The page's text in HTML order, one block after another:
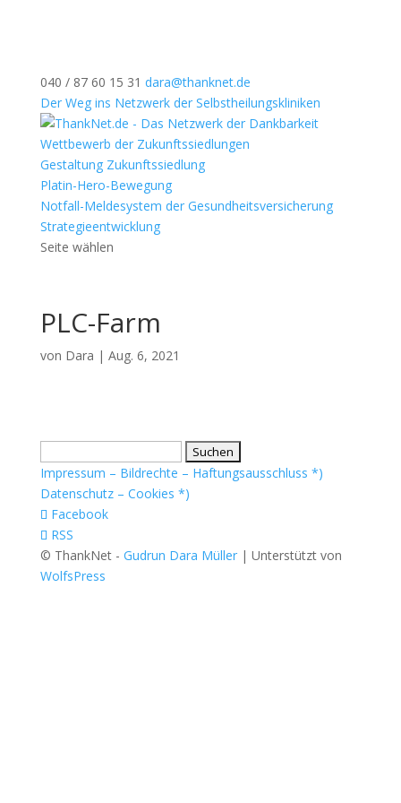
040 / 87 60 15 31 dara@thanknet.de
Der Weg ins Netzwerk der Selbstheilungskliniken
Wettbewerb der Zukunftssiedlungen
Gestaltung Zukunftssiedlung
Platin-Hero-Bewegung
Notfall-Meldesystem der Gesundheitsversicherung
Strategieentwicklung
Seite wählen
PLC-Farm
von Dara | Aug. 6, 2021
nach:
Impressum – Bildrechte – Haftungsausschluss *)
Datenschutz – Cookies *)
Facebook
RSS
© ThankNet - Gudrun Dara Müller| Unterstützt von
WolfsPress